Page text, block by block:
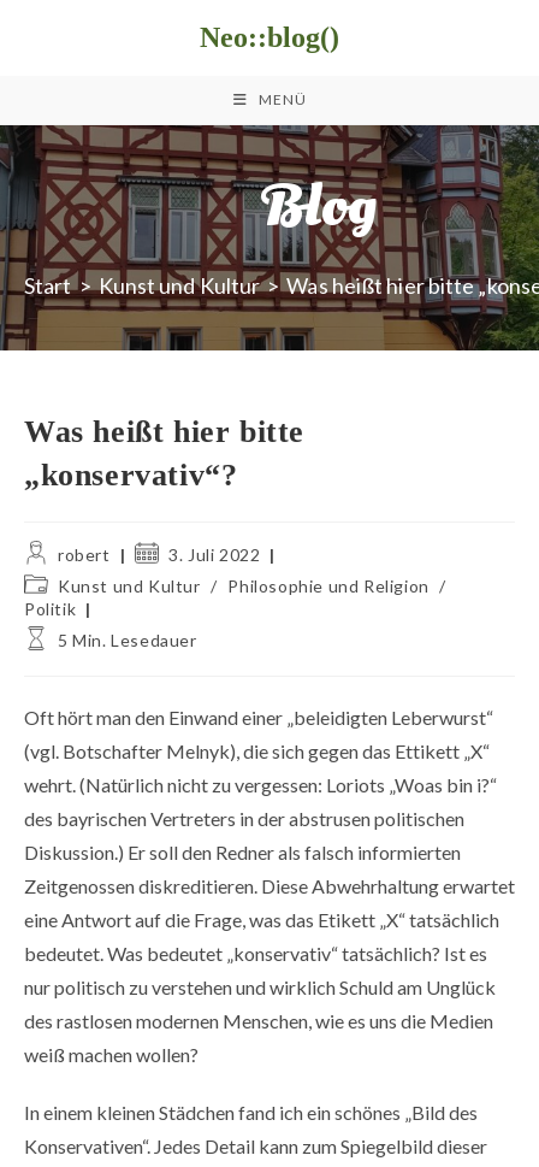
Neo::blog()
MENÜ
Blog
Start > Kunst und Kultur > Was heißt hier bitte
Was heißt hier bitte
„konservativ“?
Beitrags-
Autor:
robert
Beitrag3. Juli 2022
Beitrags-
Kategorie:
Kunst und Kultur / Philosophie und Religion
/
Politik
Lesedauer:
5 Min. Lesedauer
Oft hört man den Einwand einer „beleidigten Leberwurst“
(vgl. Botschafter Melnyk), die sich gegen das Ettikett „X“
wehrt. (Natürlich nicht zu vergessen: Loriots „Woas bin i?“
des bayrischen Vertreters in der abstrusen politischen
Diskussion.) Er soll den Redner als falsch informierten
Zeitgenossen diskreditieren. Diese Abwehrhaltung erwartet
eine Antwort auf die Frage, was das Etikett „X“ tatsächlich
bedeutet. Was bedeutet „konservativ“ tatsächlich? Ist es
nur politisch zu verstehen und wirklich Schuld am Unglück
des rastlosen modernen Menschen, wie es uns die Medien
weiß machen wollen?
In einem kleinen Städchen fand ich ein schönes „Bild des
Konservativen“. Jedes Detail kann zum Spiegelbild dieser